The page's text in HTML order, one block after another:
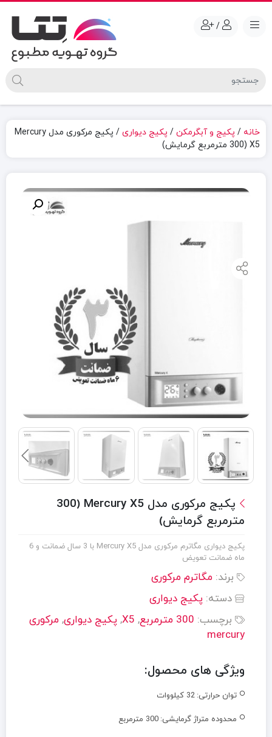
/
خانه / پکیج و آبگرمکن / پکیج دیواری
/ پکیج مرکوری مدل Mercury
X5 (300 مترمربع گرمایش)
پکیج مرکوری مدل Mercury X5 (300
مترمربع گرمایش)
پکیج دیواری مگاترم مرکوری مدل Mercury X5 با 3 سال ضمانت و 6
ماه ضمانت تعویض
برند: مگاترم مرکوری
دسته: پکیج دیواری
برچسب: 300 مترمربع ,
X5
, پکیج دیواری, مرکوری
mercury
ویژگی های محصول:
توان حرارتی: 32 کیلووات
محدوده متراژ گرمایشی: 300 مترمربع